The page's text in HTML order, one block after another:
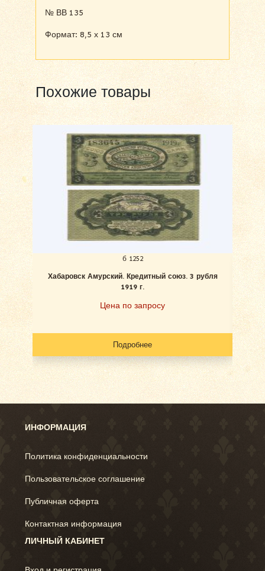
№ ВВ 135
Формат: 8,5 х 13 см
Похожие товары
б 1252
Хабаровск Амурский. Кредитный союз. 3 рубля
1919 г.
Цена по запросу
Подробнее
ИНФОРМАЦИЯ
Политика конфиденциальности
Пользовательское соглашение
Публичная оферта
Контактная информация
ЛИЧНЫЙ КАБИНЕТ